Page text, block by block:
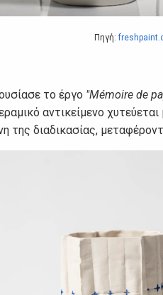
Πηγή:
το έργο "Mémoire de
αντικείμενο
της διαδικασίας,